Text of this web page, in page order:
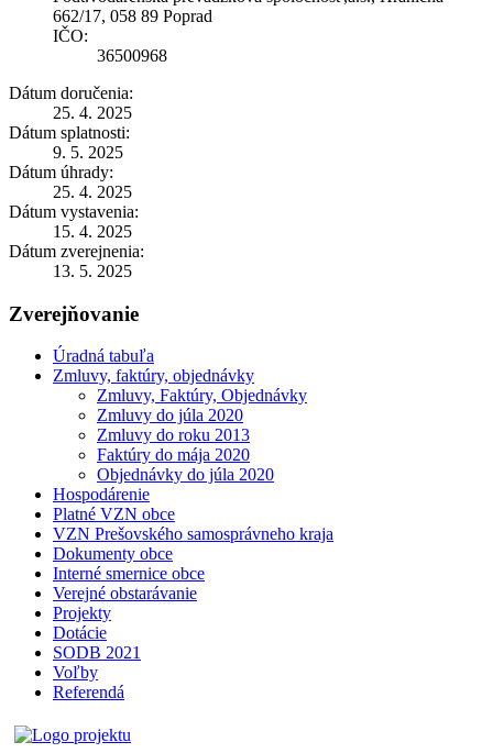
662/17, 058 89 Poprad
IČO:
36500968
Dátum doručenia:
25. 4. 2025
Dátum splatnosti:
9. 5. 2025
Dátum úhrady:
25. 4. 2025
Dátum vystavenia:
15. 4. 2025
Dátum zverejnenia:
13. 5. 2025
Zverejňovanie
Úradná tabuľa
Zmluvy, faktúry, objednávky
Zmluvy, Faktúry, Objednávky
Zmluvy do júla 2020
Zmluvy do roku 2013
Faktúry do mája 2020
Objednávky do júla 2020
Hospodárenie
Platné VZN obce
VZN Prešovského samosprávneho kraja
Dokumenty obce
Interné smernice obce
Verejné obstarávanie
Projekty
Dotácie
SODB 2021
Voľby
Referendá